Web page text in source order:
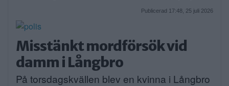
Publicerad 17:48, 25 juli 2026
Misstänkt mordförsök vid
damm i Långbro
På torsdagskvällen blev en kvinna i Långbro